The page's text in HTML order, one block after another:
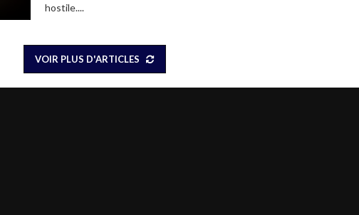
hostile....
VOIR PLUS D'ARTICLES